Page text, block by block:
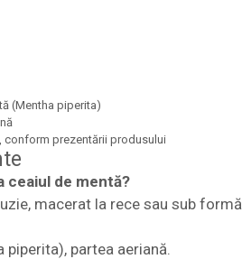
(Mentha piperita)
conform prezentării produsului
ceaiul de mentă?
macerat la rece sau sub
partea aeriană.